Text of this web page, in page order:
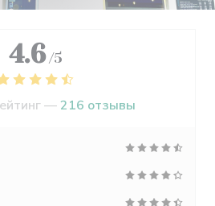
4.6 /5
—216 отзывы